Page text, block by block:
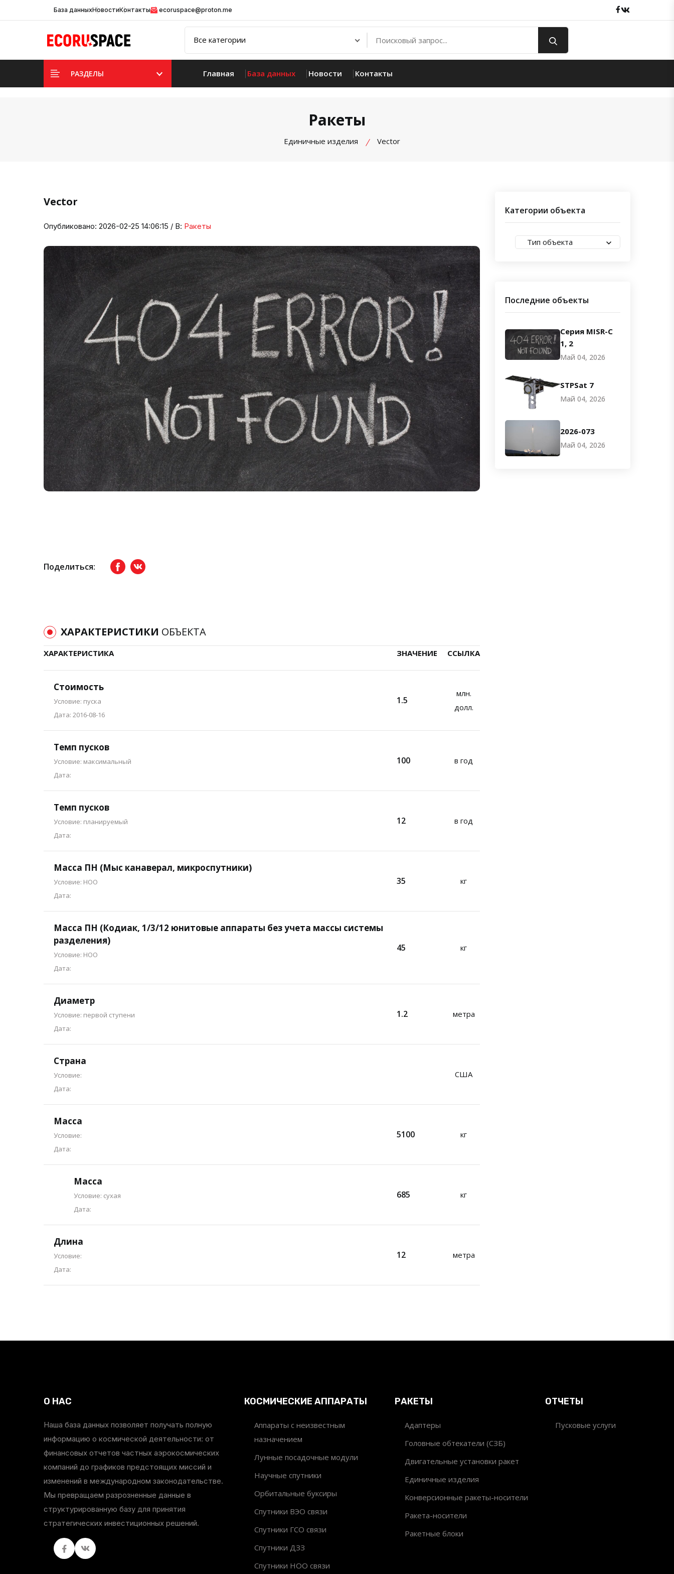
База данныхНовостиКонтакты ecoruspace@proton.me Facebook
РАЗДЕЛЫ Главная База данных Новости Контакты
Ракеты
Единичные изделия Vector
Vector
Опубликовано: 2026-02-25 14:06:15 / В: Ракеты
Поделиться: FacebookвКонтакте
ХАРАКТЕРИСТИКИ ОБЪЕКТА
ХАРАКТЕРИСТИКА ЗНАЧЕНИЕ ССЫЛКА
Стоимость
Условие: пуска
Дата: 2016-08-16
1.5
млн.
долл.
Темп пусков
Условие: максимальный
Дата:
100 в год
Темп пусков
Условие: планируемый
Дата:
12 в год
Масса ПН (Мыс канаверал, микроспутники)
Условие: НОО
Дата:
35 кг
Масса ПН (Кодиак, 1/3/12 юнитовые аппараты без учета массы системы
разделения)
Условие: НОО
Дата:
45 кг
Диаметр
Условие: первой ступени
Дата:
1.2 метра
Страна
Условие:
Дата:
США
Масса
Условие:
Дата:
5100 кг
Масса
Условие: сухая
Дата:
685 кг
Длина
Условие:
Дата:
12 метра
Категории объекта
Тип объекта
Последние объекты
Серия MISR-C
1, 2
Май 04, 2026
STPSat 7
Май 04, 2026
2026-073
Май 04, 2026
О НАС
Наша база данных позволяет получать полную
информацию о космической деятельности: от
финансовых отчетов частных аэрокосмических
компаний до графиков предстоящих миссий и
изменений в международном законодательстве.
Мы превращаем разрозненные данные в
структурированную базу для принятия
стратегических инвестиционных решений.
FacebookвКонтакте
КОСМИЧЕСКИЕ АППАРАТЫ
Аппараты с неизвестным
назначением
Лунные посадочные модули
Научные спутники
Орбитальные буксиры
Спутники ВЭО связи
Спутники ГСО связи
Спутники ДЗЗ
Спутники НОО связи
РАКЕТЫ
Адаптеры
Головные обтекатели (СЗБ)
Двигательные установки ракет
Единичные изделия
Конверсионные ракеты-носители
Ракета-носители
Ракетные блоки
ОТЧЕТЫ
Пусковые услуги